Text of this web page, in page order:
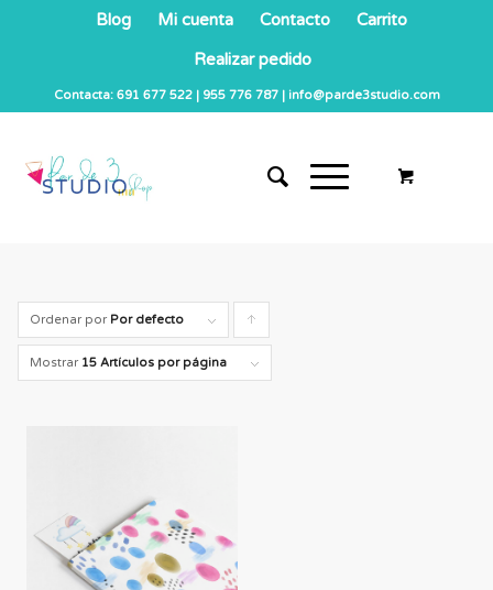
Blog Mi cuenta Contacto
Carrito
Realizar pedido
Contacta: 691 677 522 | 955 776 787 | info@parde3studio.com
Ordenar por Por defecto
ascendente
Mostrar 15 Artículos por página